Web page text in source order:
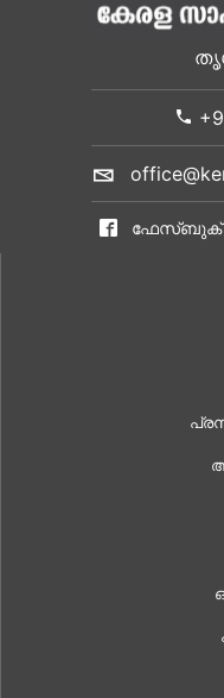
ഫേസ്ബുക്